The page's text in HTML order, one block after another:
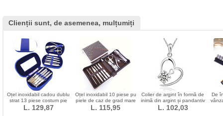
Clienții sunt, de asemenea, mulțumiți
Oțel inoxidabil cadou dublu
strat 13 piese costum pie
caz de unghii caz
L. 129,87
Oțel inoxidabil 10 piese pu
piele de caz de grad mare
de unghii de tăiere festival
L. 115,95
Colier de argint în formă de
inimă din argint și pandantiv
L. 102,03
De